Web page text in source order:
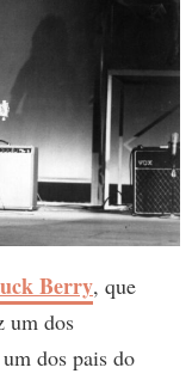
Berry, que
um dos
dos pais do